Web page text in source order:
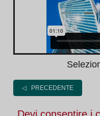
◁ PRECEDENTE